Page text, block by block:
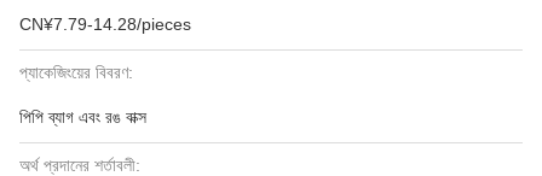
CN¥7.79-14.28/pieces
প্যাকেজিংয়ের বিবরণ:
পিপি ব্যাগ এবং রঙ বাক্স
অর্থ প্রদানের শর্তাবলী: